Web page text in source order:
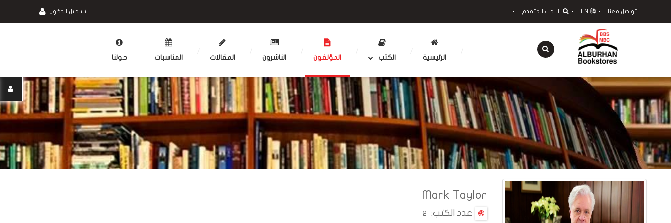
تواصل معنا EN البحث المتقدم تسجيل الدخول
الرئيسية الكتب المؤلفون الناشرون المقالات المناسبات حولنا
Mark Taylor
عدد الكتب: 2